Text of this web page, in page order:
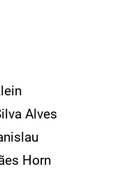
Alves
Horn